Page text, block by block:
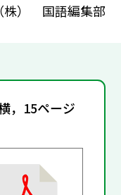
株） 国語編集部
，15ページ